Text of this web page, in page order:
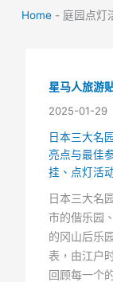
Home - 庭园点灯
星马人旅游
2025-01-29
日本三大名
亮点与最佳
挂、点灯活
日本三大名
市的偕乐园
的冈山后乐
表，由江户
回顾每一个